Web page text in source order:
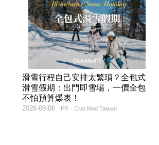
滑雪行程自己安排太繁瑣？全包式
滑雪假期：出門即雪場，一價全包
不怕預算爆表！
PR・Club Med Taiwan
2026-08-06